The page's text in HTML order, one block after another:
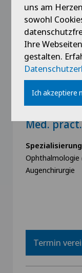
Med.
Spezialisierung
Ophthalmologie
Augenchirurgie
Termin
uns am
sowohl
Ihre
gestalten.
Ich akzeptiere